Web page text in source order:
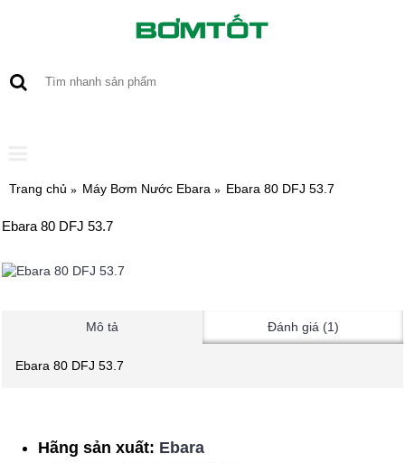
Trang chủ Máy Bơm Nước Ebara Ebara 80 DFJ 53.7
Ebara 80 DFJ 53.7
Mô tả Đánh giá (1)
Ebara 80 DFJ 53.7
Hãng sản xuất: Ebara